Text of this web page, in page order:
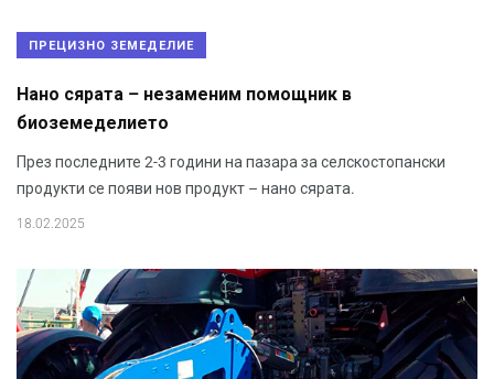
ПРЕЦИЗНО ЗЕМЕДЕЛИЕ
Нано сярата – незаменим помощник в
биоземеделието
През последните 2-3 години на пазара за селскостопански
продукти се появи нов продукт – нано сярата.
18.02.2025